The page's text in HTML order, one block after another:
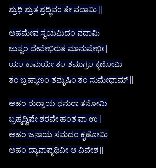
ಶ್ರುಧಿ ಶ್ರುತ ಶ್ರದ್ಧಿವಂ ತೇ ವದಾಮಿ ||
ಅಹಮೇವ ಸ್ವಯಮಿದಂ ವದಾಮಿ
ಜುಷ್ಟಂ ದೇವೇಭಿರುತ ಮಾನುಷೇಭಿಃ |
ಯಂ ಕಾಮಯೇ ತಂ ತಮುಗ್ರಂ ಕೃಣೋಮಿ
ತಂ ಬ್ರಹ್ಮಾಣಂ ತಮೃಷಿಂ ತಂ ಸುಮೇಧಾಮ್ ||
ಅಹಂ ರುದ್ರಾಯ ಧನುರಾ ತನೋಮಿ
ಬ್ರಹ್ಮದ್ವಿಷೇ ಶರವೇ ಹಂತ ವಾ ಉ |
ಅಹಂ ಜನಾಯ ಸಮದಂ ಕೃಣೋಮಿ
ಅಹಂ ದ್ಯಾವಾಪೃಥಿವೀ ಆ ವಿವೇಶ ||